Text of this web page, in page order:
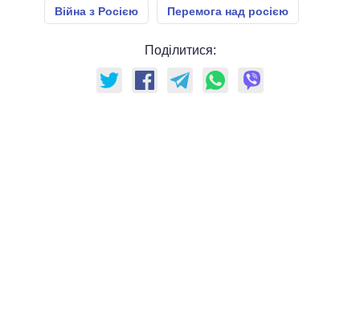
Війна з Росією Перемога над росією
Поділитися: